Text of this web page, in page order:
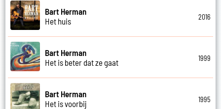
Bart Herman
Het huis
2016
Bart Herman
Het is beter dat ze gaat
1999
Bart Herman
Het is voorbij
1995